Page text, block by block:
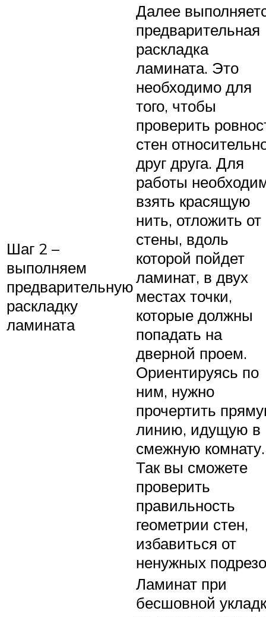
Шаг 2 –
выполняем
предварительную
раскладку
ламината
Далее
предварительная
раскладка
ламината. Это
необходимо для
того, чтобы
проверить
стен
друг друга. Для
работы
взять красящую
нить, отложить от
стены, вдоль
которой пойдет
ламинат, в двух
местах точки,
которые должны
попадать на
дверной проем.
Ориентируясь по
ним, нужно
прочертить
линию, идущую в
смежную комнату.
Так вы сможете
проверить
правильность
геометрии стен,
избавиться от
ненужных
Ламинат при
бесшовной